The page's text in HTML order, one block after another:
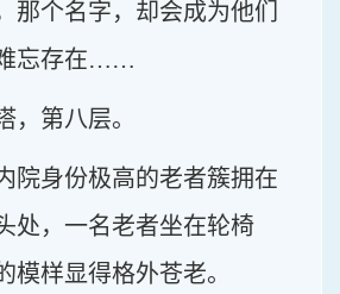
那个名字，却会成为他们
忘存在……
，第八层。
院身份极高的老者簇拥在
处，一名老者坐在轮椅
模样显得格外苍老。